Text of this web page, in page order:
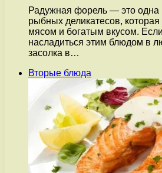
Радужная форель — это
рыбных деликатесов,
мясом и богатым вкусом.
насладиться этим блюдом в
засолка в…
Вторые блюда